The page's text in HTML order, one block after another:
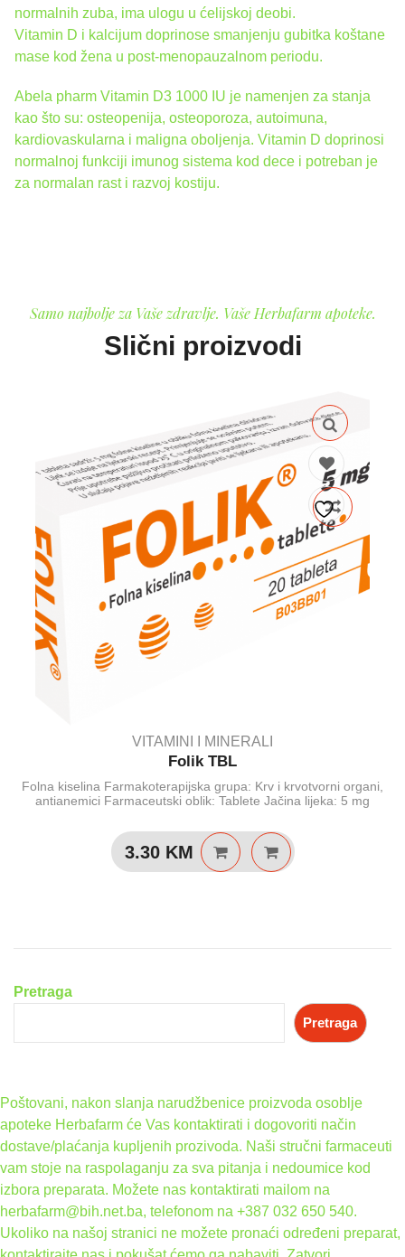
normalnih zuba, ima ulogu u ćelijskoj deobi.
Vitamin D i kalcijum doprinose smanjenju gubitka koštane
mase kod žena u post-menopauzalnom periodu.
Abela pharm Vitamin D3 1000 IU je namenjen za stanja
kao što su: osteopenija, osteoporoza, autoimuna,
kardiovaskularna i maligna oboljenja. Vitamin D doprinosi
normalnoj funkciji imunog sistema kod dece i potreban je
za normalan rast i razvoj kostiju.
Samo najbolje za Vaše zdravlje. Vaše Herbafarm apoteke.
Slični proizvodi
VITAMINI I MINERALI
Folik TBL
Folna kiselina Farmakoterapijska grupa: Krv i krvotvorni organi,
antianemici Farmaceutski oblik: Tablete Jačina lijeka: 5 mg
3.30 KM
Pretraga
Pretraga
Poštovani, nakon slanja narudžbenice proizvoda osoblje
apoteke Herbafarm će Vas kontaktirati i dogovoriti način
dostave/plaćanja kupljenih prozivoda. Naši stručni farmaceuti
vam stoje na raspolaganju za sva pitanja i nedoumice kod
izbora preparata. Možete nas kontaktirati mailom na
herbafarm@bih.net.ba, telefonom na +387 032 650 540.
Ukoliko na našoj stranici ne možete pronaći određeni preparat,